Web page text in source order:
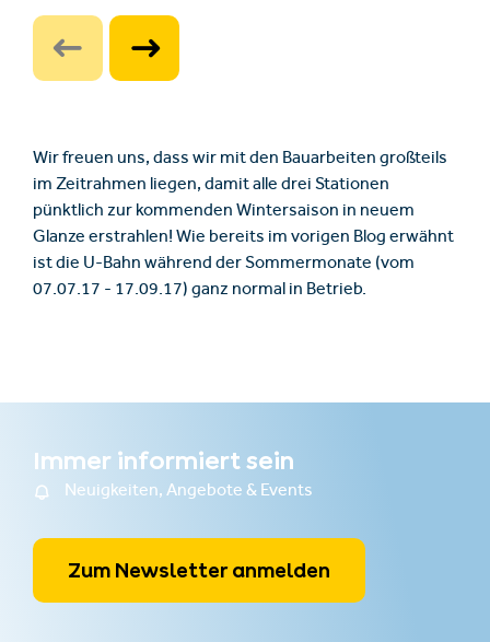
Wir freuen uns, dass wir mit den Bauarbeiten großteils
im Zeitrahmen liegen, damit alle drei Stationen
pünktlich zur kommenden Wintersaison in neuem
Glanze erstrahlen! Wie bereits im vorigen Blog erwähnt
ist die U-Bahn während der Sommermonate (vom
07.07.17 - 17.09.17) ganz normal in Betrieb.
Immer informiert sein
Neuigkeiten, Angebote & Events
Zum Newsletter anmelden